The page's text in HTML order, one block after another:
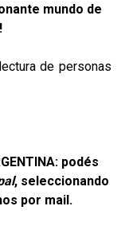
mundo de
de personas
podés
, seleccionando
por mail.